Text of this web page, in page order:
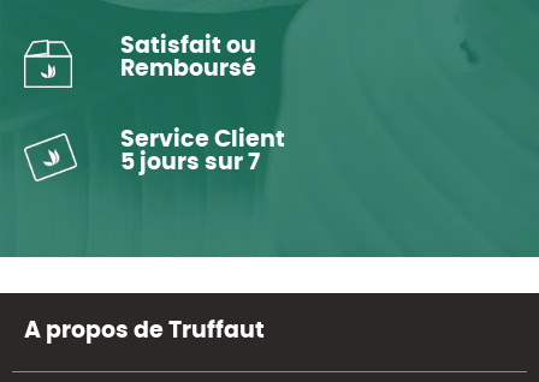
Satisfait ou
Remboursé
Service Client
5 jours sur 7
A propos de Truffaut